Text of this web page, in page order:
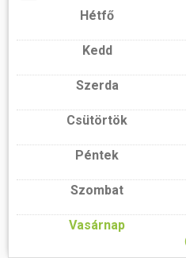
Hétfő
Kedd
Szerda
Csütörtök
Péntek
Szombat
Vasárnap